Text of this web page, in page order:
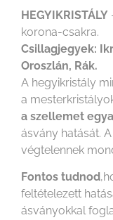
HEGYIKRISTÁLY
korona-csakra.
Csillagjegyek:
Oroszlán, Rák.
A hegyikristály
a
a szellemet
ásvány hatását.
végtelennek
Fontos tudnod
feltételezett
ásványokkal